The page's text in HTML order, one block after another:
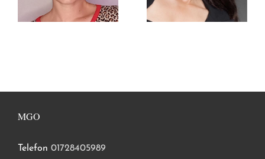
MGO
Telefon 01728405989